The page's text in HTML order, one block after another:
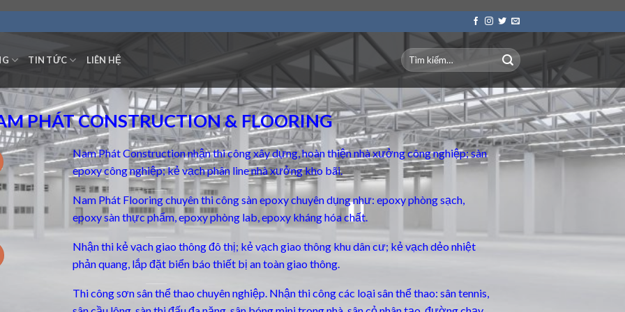
TIN TỨC LIÊN HỆ
PHÁT CONSTRUCTION & FLOORING
Nam Phát Construction nhận thi công xây dựng, hoàn thiện nhà xưởng công nghiệp; sàn
epoxy công nghiệp; kẻ vạch phân line nhà xưởng kho bãi.
Nam Phát Flooring chuyên thi côngsàn epoxy chuyên dụngnhư: epoxy phòng sạch,
epoxy sàn thực phẩm, epoxy phòng lab, epoxy kháng hóa chất.
Nhận thi kẻ vạch giao thông đô thị; kẻ vạch giao thông khu dân cư; kẻ vạch dẻo nhiệt
phản quang, lắp đặt biển báo thiết bị an toàn giao thông.
Thi công sơn sân thể thao chuyên nghiệp. Nhận thi công các loại sân thể thao: sân tennis,